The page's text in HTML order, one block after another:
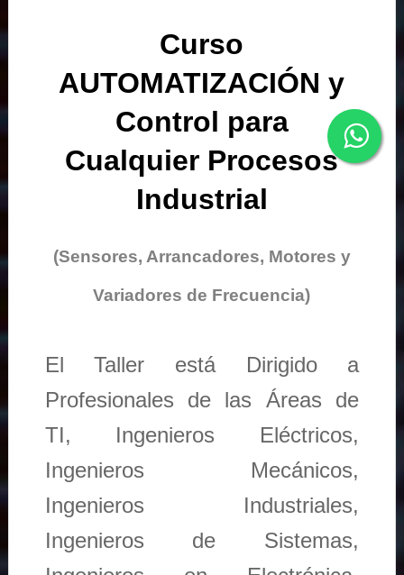
Curso
AUTOMATIZACIÓN y
Control para
Cualquier Procesos
Industrial
(Sensores, Arrancadores, Motores y
Variadores de Frecuencia)
El Taller está Dirigido a
Profesionales de las Áreas de
TI, Ingenieros Eléctricos,
Ingenieros Mecánicos,
Ingenieros Industriales,
Ingenieros de Sistemas,